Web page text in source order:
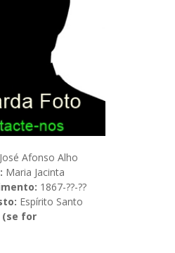
José Afonso Alho
Maria Jacinta
1867-??-??
Espírito Santo
(se for